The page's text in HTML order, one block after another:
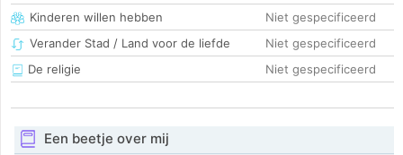
Kinderen willen hebben
Niet gespecificeerd
Verander Stad / Land voor de liefde
Niet gespecificeerd
De religie
Niet gespecificeerd
Een beetje over mij